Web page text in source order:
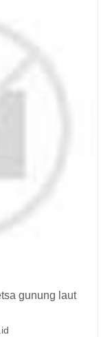
gunung laut